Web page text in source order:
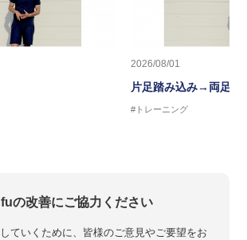
2026/08/01
片足踏み込み→両足ジ
#トレーニング
の改善にご協力ください
ていくために、皆様のご意見やご要望をお